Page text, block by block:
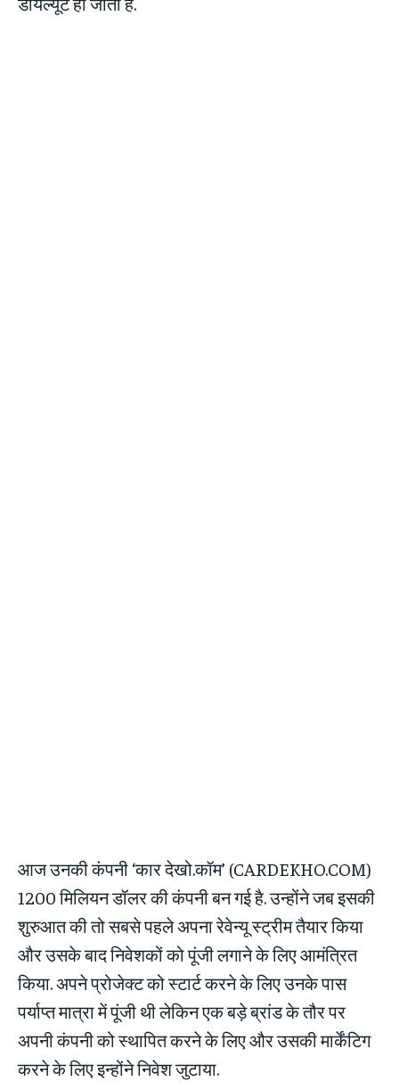
आज उनकी कंपनी ‘कार देखो.कॉम’ (CARDEKHO.COM)
1200 मिलियन डॉलर की कंपनी बन गई है. उन्होंने जब इसकी
शुरुआत की तो सबसे पहले अपना रेवेन्यू स्ट्रीम तैयार किया
और उसके बाद निवेशकों को पूंजी लगाने के लिए आमंत्रित
किया. अपने प्रोजेक्ट को स्टार्ट करने के लिए उनके पास
पर्याप्त मात्रा में पूंजी थी लेकिन एक बड़े ब्रांड के तौर पर
अपनी कंपनी को स्थापित करने के लिए और उसकी मार्केंटिग
करने के लिए इन्होंने निवेश जुटाया.